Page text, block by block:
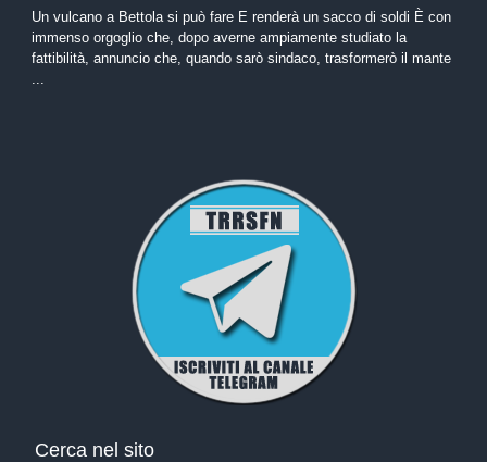
Un vulcano a Bettola si può fare E renderà un sacco di soldi È con
immenso orgoglio che, dopo averne ampiamente studiato la
fattibilità, annuncio che, quando sarò sindaco, trasformerò il mante
...
Cerca nel sito